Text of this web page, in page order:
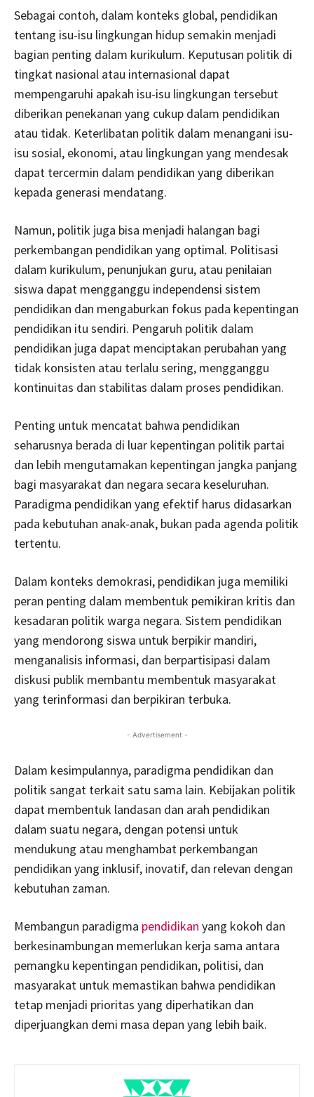
Sebagai contoh, dalam konteks global, pendidikan
tentang isu-isu lingkungan hidup semakin menjadi
bagian penting dalam kurikulum. Keputusan politik di
tingkat nasional atau internasional dapat
mempengaruhi apakah isu-isu lingkungan tersebut
diberikan penekanan yang cukup dalam pendidikan
atau tidak. Keterlibatan politik dalam menangani isu-
isu sosial, ekonomi, atau lingkungan yang mendesak
dapat tercermin dalam pendidikan yang diberikan
kepada generasi mendatang.
Namun, politik juga bisa menjadi halangan bagi
perkembangan pendidikan yang optimal. Politisasi
dalam kurikulum, penunjukan guru, atau penilaian
siswa dapat mengganggu independensi sistem
pendidikan dan mengaburkan fokus pada kepentingan
pendidikan itu sendiri. Pengaruh politik dalam
pendidikan juga dapat menciptakan perubahan yang
tidak konsisten atau terlalu sering, mengganggu
kontinuitas dan stabilitas dalam proses pendidikan.
Penting untuk mencatat bahwa pendidikan
seharusnya berada di luar kepentingan politik partai
dan lebih mengutamakan kepentingan jangka panjang
bagi masyarakat dan negara secara keseluruhan.
Paradigma pendidikan yang efektif harus didasarkan
pada kebutuhan anak-anak, bukan pada agenda politik
tertentu.
Dalam konteks demokrasi, pendidikan juga memiliki
peran penting dalam membentuk pemikiran kritis dan
kesadaran politik warga negara. Sistem pendidikan
yang mendorong siswa untuk berpikir mandiri,
menganalisis informasi, dan berpartisipasi dalam
diskusi publik membantu membentuk masyarakat
yang terinformasi dan berpikiran terbuka.
- Advertisement -
Dalam kesimpulannya, paradigma pendidikan dan
politik sangat terkait satu sama lain. Kebijakan politik
dapat membentuk landasan dan arah pendidikan
dalam suatu negara, dengan potensi untuk
mendukung atau menghambat perkembangan
pendidikan yang inklusif, inovatif, dan relevan dengan
kebutuhan zaman.
Membangun paradigma pendidikan yang kokoh dan
berkesinambungan memerlukan kerja sama antara
pemangku kepentingan pendidikan, politisi, dan
masyarakat untuk memastikan bahwa pendidikan
tetap menjadi prioritas yang diperhatikan dan
diperjuangkan demi masa depan yang lebih baik.